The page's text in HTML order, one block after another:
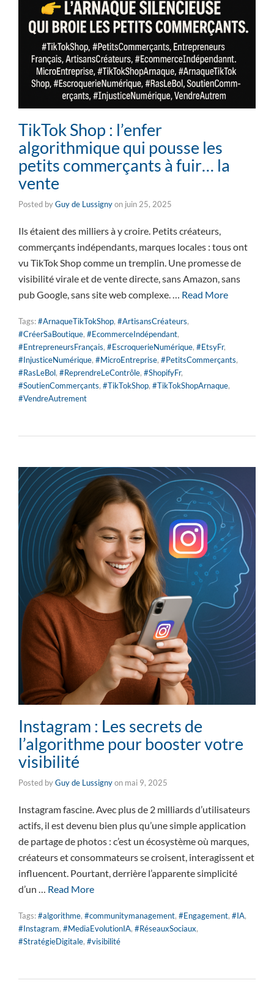
TikTok Shop : l’enfer
algorithmique qui pousse les
petits commerçants à fuir… la
vente
Posted byGuy de Lussignyon juin 25, 2025
Ils étaient des milliers à y croire. Petits créateurs,
commerçants indépendants, marques locales : tous ont
vu TikTok Shop comme un tremplin. Une promesse de
visibilité virale et de vente directe, sans Amazon, sans
pub Google, sans site web complexe. … Read More
Tags:#ArnaqueTikTokShop, #ArtisansCréateurs,
#CréerSaBoutique, #EcommerceIndépendant,
#EntrepreneursFrançais, #EscroquerieNumérique, #EtsyFr,
#InjusticeNumérique, #MicroEntreprise, #PetitsCommerçants,
#RasLeBol, #ReprendreLeContrôle, #ShopifyFr,
#SoutienCommerçants, #TikTokShop, #TikTokShopArnaque,
#VendreAutrement
Instagram : Les secrets de
l’algorithme pour booster votre
visibilité
Posted byGuy de Lussignyon mai 9, 2025
Instagram fascine. Avec plus de 2 milliards d’utilisateurs
actifs, il est devenu bien plus qu’une simple application
de partage de photos : c’est un écosystème où marques,
créateurs et consommateurs se croisent, interagissent et
influencent. Pourtant, derrière l’apparente simplicité
d’un … Read More
Tags:#algorithme, #communitymanagement, #Engagement, #IA,
#Instagram, #MediaEvolutionIA, #RéseauxSociaux,
#StratégieDigitale, #visibilité